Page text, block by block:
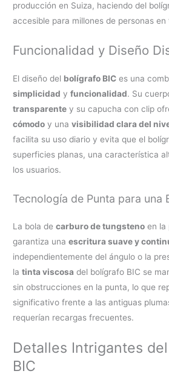
producción en Suiza, haciendo del
accesible para millones de personas en
Funcionalidad y Diseño
El diseño del bolígrafo BIC es una
simplicidad yfuncionalidad. Su
transparente y su capucha con clip
cómodo y unavisibilidad clara del
facilita su uso diario y evita que el
superficies planas, una característica
los usuarios.
Tecnología de Punta para una
La bola decarburo de tungsteno en la
garantiza unaescritura suave y
independientemente del ángulo o la
latinta viscosa del bolígrafo BIC se
sin obstrucciones en la punta, lo que
significativo frente a las antiguas
requerían recargas frecuentes.
Detalles Intrigantes
BIC